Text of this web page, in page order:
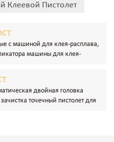
Клеевой Пистолет
с машиной для клея-расплава,
машины для клея-
двойная головка
точечный пистолет для